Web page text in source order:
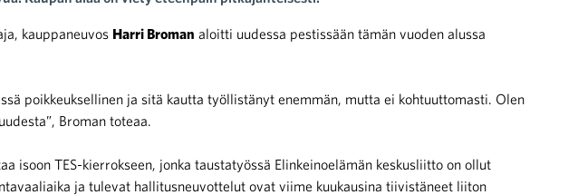
kauppaneuvos Harri Broman aloitti uudessa pestissään tämän vuoden alussa
poikkeuksellinen ja sitä kautta työllistänyt enemmän, mutta ei kohtuuttomasti. Olen
Broman toteaa.
isoon TES-kierrokseen, jonka taustatyössä Elinkeinoelämän keskusliitto on ollut
ja tulevat hallitusneuvottelut ovat viime kuukausina tiivistäneet liiton